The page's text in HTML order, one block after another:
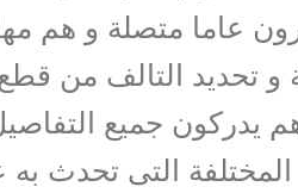
عاما متصلة و هم
و تحديد التالف من
يدركون جميع
التى تحدث به